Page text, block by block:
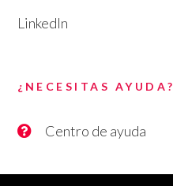
LinkedIn
¿NECESITAS AYUDA?
Centro de ayuda